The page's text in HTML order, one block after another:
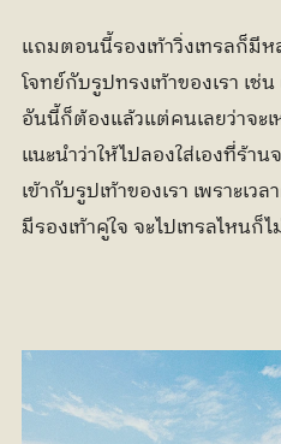
แถมตอนนี้รองเท้าวิ่งเทรลก็มี
โจทย์กับรูปทรงเท้าของเรา เช่
อันนี้ก็ต้องแล้วแต่คนเลยว่าจะ
แนะนำว่าให้ไปลองใส่เองที่ร้า
เข้ากับรูปเท้าของเรา เพราะเ
มีรองเท้าคู่ใจ จะไปเทรลไหน